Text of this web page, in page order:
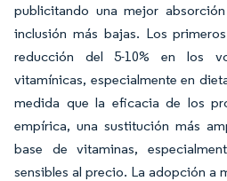
publicitando una mejor
inclusión más bajas. Los
reducción del 5-10% en los
vitamínicas, especialmente en
medida que la eficacia de los
empírica, una sustitución más
base de vitaminas,
sensibles al precio. La adopción a